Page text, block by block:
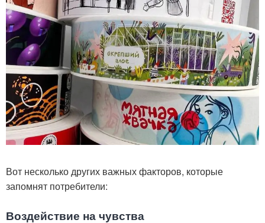
Вот несколько других важных факторов, которые
запомнят потребители:
Воздействие на чувства